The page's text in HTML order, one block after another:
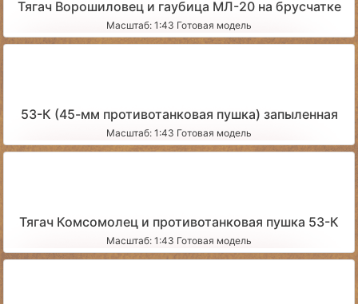
Тягач Ворошиловец и гаубица МЛ-20 на брусчатке
Масштаб: 1:43 Готовая модель
53-К (45-мм противотанковая пушка) запыленная
Масштаб: 1:43 Готовая модель
Тягач Комсомолец и противотанковая пушка 53-К
Масштаб: 1:43 Готовая модель